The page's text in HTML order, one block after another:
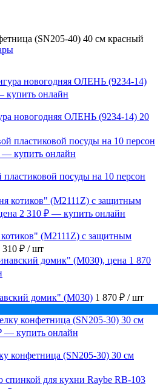
(SN205-40) 40 см красный
новогодняя ОЛЕНЬ (9234-14) 20
посуды на 10 персон
(M2111Z) с защитным
310 ₽ / шт
домик" (M030) 1 870 ₽ / шт
конфетница (SN205-30) 30 см